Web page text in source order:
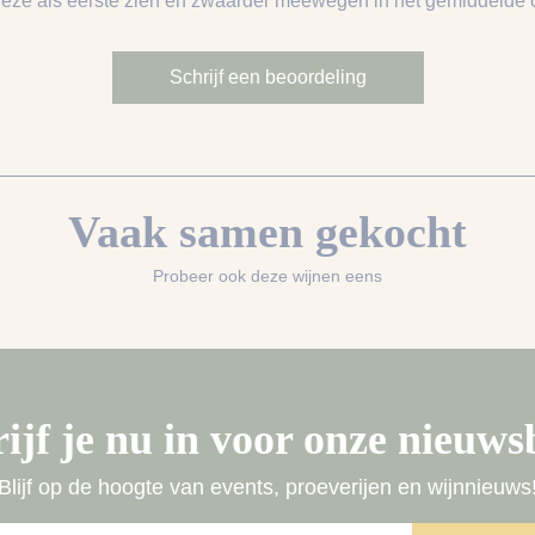
Schrijf een beoordeling
Vaak samen gekocht
Probeer ook deze wijnen eens
je nu in voor onze
Blijf op de hoogte van events, proeverijen en wijnnieuws!